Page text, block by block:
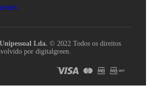
Lda. © 2022 Todos os direitos
por digitalgreen.